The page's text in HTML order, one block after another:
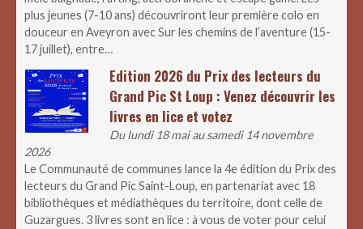
plus jeunes (7-10 ans) découvriront leur première colo en
douceur en Aveyron avec Sur les chemins de l’aventure (15-
17 juillet), entre…
Edition 2026 du Prix des lecteurs du
Grand Pic St Loup : Venez découvrir les
livres en lice et votez
Du lundi 18 mai au samedi 14 novembre
2026
Le Communauté de communes lance la 4e édition du Prix des
lecteurs du Grand Pic Saint-Loup, en partenariat avec 18
bibliothèques et médiathèques du territoire, dont celle de
Guzargues. 3 livres sont en lice : à vous de voter pour celui